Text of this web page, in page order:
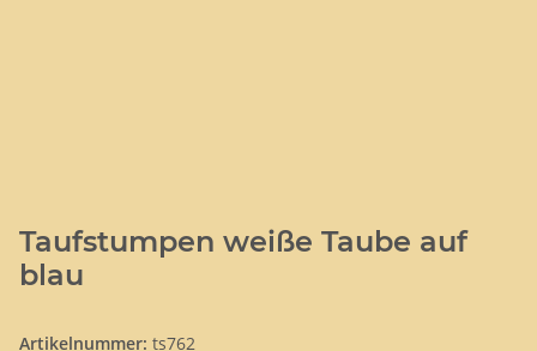
Taufstumpen weiße Taube auf
blau
Artikelnummer: ts762